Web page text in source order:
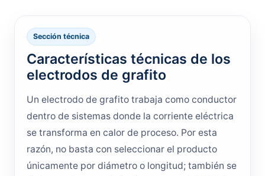
Sección técnica
Características técnicas de los
electrodos de grafito
Un electrodo de grafito trabaja como conductor
dentro de sistemas donde la corriente eléctrica
se transforma en calor de proceso. Por esta
razón, no basta con seleccionar el producto
únicamente por diámetro o longitud; también se